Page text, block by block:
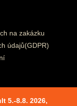
na zakázku
údajů(GDPR)
5.-8.8. 2026,